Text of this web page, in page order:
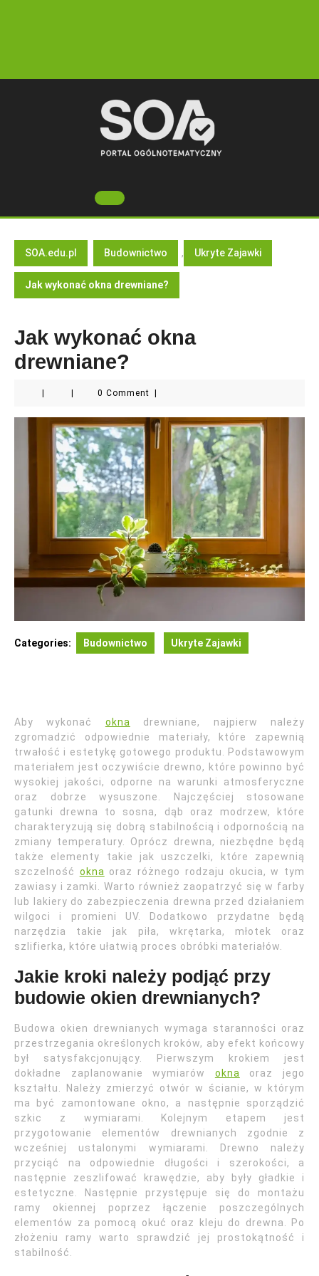
Open
Button
SOA.edu.pl Budownictwo , Ukryte Zajawki
Jak wykonać okna drewniane?
Jak wykonać okna
drewniane?
0 Comment
Categories: Budownictwo Ukryte Zajawki
Aby wykonać okna
drewniane, najpierw należy
zgromadzić odpowiednie materiały, które zapewnią
trwałość i estetykę gotowego produktu. Podstawowym
materiałem jest oczywiście drewno, które powinno być
wysokiej jakości, odporne na warunki atmosferyczne
oraz dobrze wysuszone. Najczęściej stosowane
gatunki drewna to sosna, dąb oraz modrzew, które
charakteryzują się dobrą stabilnością i odpornością na
zmiany temperatury. Oprócz drewna, niezbędne będą
także elementy takie jak uszczelki, które zapewnią
szczelność okna oraz różnego rodzaju okucia, w tym
zawiasy i zamki. Warto również zaopatrzyć się w farby
lub lakiery do zabezpieczenia drewna przed działaniem
wilgoci i promieni UV. Dodatkowo przydatne będą
narzędzia takie jak piła, wkrętarka, młotek oraz
szlifierka, które ułatwią proces obróbki materiałów.
Jakie kroki należy podjąć przy
budowie okien drewnianych?
Budowa okien drewnianych wymaga staranności oraz
przestrzegania określonych kroków, aby efekt końcowy
był satysfakcjonujący. Pierwszym krokiem jest
dokładne zaplanowanie wymiarów okna
oraz jego
kształtu. Należy zmierzyć otwór w ścianie, w którym
ma być zamontowane okno, a następnie sporządzić
szkic z wymiarami. Kolejnym etapem jest
przygotowanie elementów drewnianych zgodnie z
wcześniej ustalonymi wymiarami. Drewno należy
przyciąć na odpowiednie długości i szerokości, a
następnie zeszlifować krawędzie, aby były gładkie i
estetyczne. Następnie przystępuje się do montażu
ramy okiennej poprzez łączenie poszczególnych
elementów za pomocą okuć oraz kleju do drewna. Po
złożeniu ramy warto sprawdzić jej prostokątność i
stabilność.